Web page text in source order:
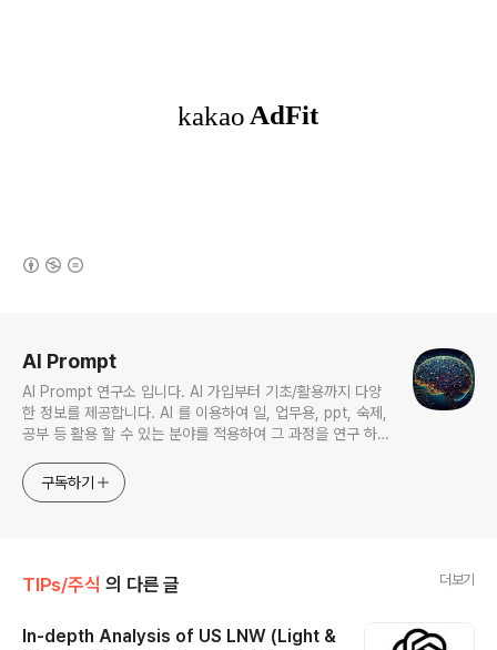
AI Prompt
AI Prompt 연구소 입니다. AI 가입부터 기초/활용까지 다양
한 정보를 제공합니다. AI 를 이용하여 일, 업무용, ppt, 숙제,
공부 등 활용 할 수 있는 분야를 적용하여 그 과정을 연구 하여
아닙니다. * ChatGPT 와 경제, 금융, 상식 등 다양한 정보를
연구 합니다. * 한국/미국의 상승 주식을 집중 탐구 하여 작성
구독하기
TIPs/주식 의 다른 글 더보기
In-depth Analysis of US LNW (Light &